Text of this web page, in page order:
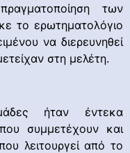
των
το ερωτηματολόγιο
να διερευνηθεί
στη μελέτη.
ήταν έντεκα
συμμετέχουν και
λειτουργεί από το